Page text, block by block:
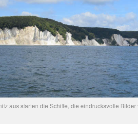
aus starten die Schiffe, die eindrucksvolle